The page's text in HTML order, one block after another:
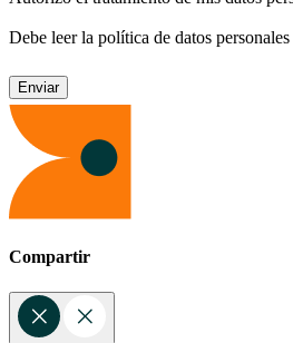
Debe leer la política de datos
Compartir